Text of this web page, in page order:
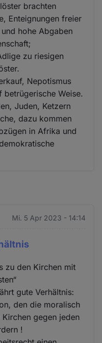
brachten
Enteignungen freier
hohe Abgaben
zu riesigen
Nepotismus
betrügerische Weise.
Juden, Ketzern
dazu kommen
in Afrika und
Mi. 5 Apr 2023 - 14:14
zu den Kirchen mit
gute Verhältnis:
den die moralisch
gegen jeden
!